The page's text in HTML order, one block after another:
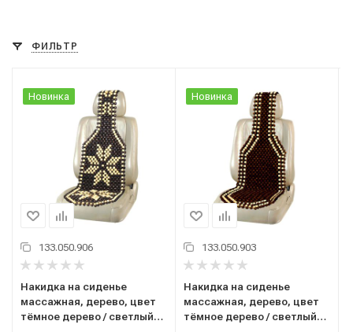
ФИЛЬТР
Новинка
133.050.906
Накидка на сиденье
массажная, дерево, цвет
тёмное дерево / светлый
Новинка
133.050.903
Накидка на сиденье
массажная, дерево, цвет
тёмное дерево / светлый